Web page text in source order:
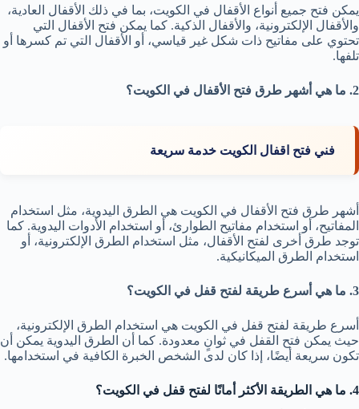
يمكن فتح جميع أنواع الأقفال في الكويت، بما في ذلك الأقفال العادية،
والأقفال الإلكترونية، والأقفال الذكية. كما يمكن فتح الأقفال التي
تحتوي على مفاتيح ذات شكل غير قياسي، أو الأقفال التي تم كسرها أو
تلفها.
2. ما هي أشهر طرق فتح الأقفال في الكويت؟
فني فتح اقفال الكويت خدمة سريعة
أشهر طرق فتح الأقفال في الكويت هي الطرق اليدوية، مثل استخدام
المفاتيح، أو استخدام مفاتيح الطوارئ، أو استخدام الأدوات اليدوية. كما
توجد طرق أخرى لفتح الأقفال، مثل استخدام الطرق الإلكترونية، أو
استخدام الطرق الميكانيكية.
3. ما هي أسرع طريقة لفتح قفل في الكويت؟
أسرع طريقة لفتح قفل في الكويت هي استخدام الطرق الإلكترونية،
حيث يمكن فتح القفل في ثوانٍ معدودة. كما أن الطرق اليدوية يمكن أن
تكون سريعة أيضًا، إذا كان لدى الشخص الخبرة الكافية في استخدامها.
4. ما هي الطريقة الأكثر أمانًا لفتح قفل في الكويت؟